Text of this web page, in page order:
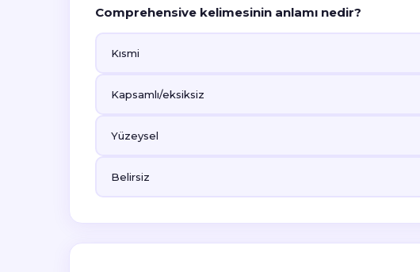
Comprehensive kelimesinin anlamı nedir?
Kısmi
Kapsamlı/eksiksiz
Yüzeysel
Belirsiz